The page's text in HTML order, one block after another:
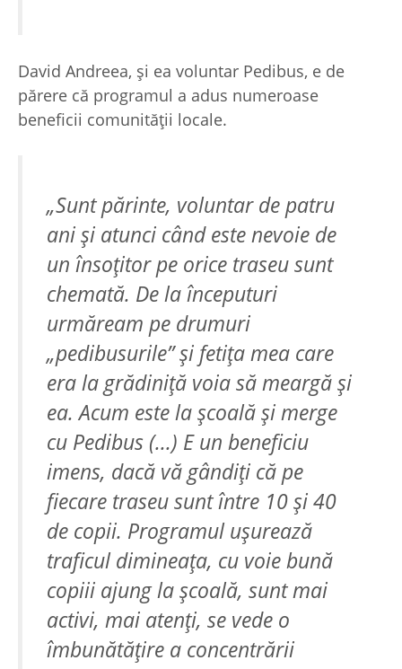
David Andreea, şi ea voluntar Pedibus, e de
părere că programul a adus numeroase
beneficii comunităţii locale.
„Sunt părinte, voluntar de patru
ani şi atunci când este nevoie de
un însoţitor pe orice traseu sunt
chemată. De la începuturi
urmăream pe drumuri
„pedibusurile” şi fetiţa mea care
era la grădiniţă voia să meargă şi
ea. Acum este la şcoală şi merge
cu Pedibus (...) E un beneficiu
imens, dacă vă gândiţi că pe
fiecare traseu sunt între 10 şi 40
de copii. Programul uşurează
traficul dimineaţa, cu voie bună
copiii ajung la şcoală, sunt mai
activi, mai atenţi, se vede o
îmbunătăţire a concentrării